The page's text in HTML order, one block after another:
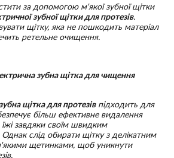
за допомогою м'якої зубної щітки
зубної щітки для протезів.
щітку, яка не пошкодить матеріал
ретельне очищення.
зубна щітка для чищення
щітка для протезівпідходить для
більш ефективне видалення
завдяки своїм швидким
слід обирати щітку з делікатним
щетинками, щоб уникнути